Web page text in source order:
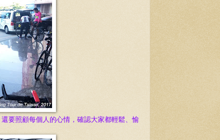
要照顧每個人的心情，確認大家都輕鬆、愉